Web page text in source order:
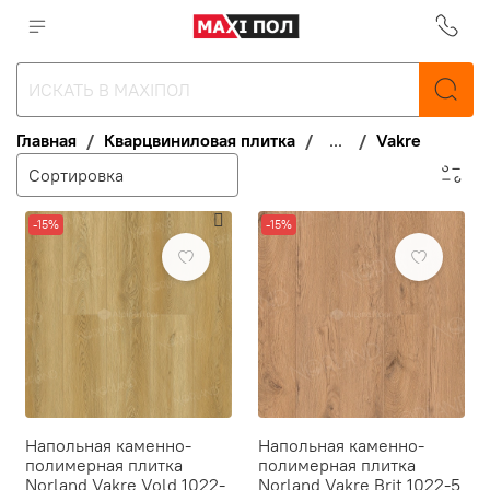
Главная Кварцвиниловая плитка ... Vakre
-15%
Напольная каменно-
полимерная плитка
Norland Vakre Vold 1022-
-15%
Напольная каменно-
полимерная плитка
Norland Vakre Brit 1022-5